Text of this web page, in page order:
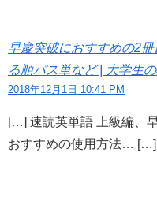
早慶突破におすすめの2
る順パス単など | 大学生
2018年12月1日 10:41 PM
[…] 速読英単語 上級編、
おすすめの使用方法… […]